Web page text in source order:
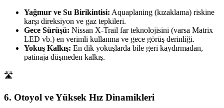
Yağmur ve Su Birikintisi: Aquaplaning (kızaklama) riskine
karşı direksiyon ve gaz tepkileri.
Gece Sürüşü: Nissan X-Trail far teknolojisini (varsa Matrix
LED vb.) en verimli kullanma ve gece görüş derinliği.
Yokuş Kalkış: En dik yokuşlarda bile geri kaydırmadan,
patinaja düşmeden kalkış.
🛣️
6. Otoyol ve Yüksek Hız Dinamikleri